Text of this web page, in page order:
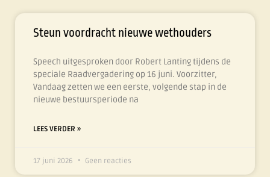
Steun voordracht nieuwe wethouders
Speech uitgesproken door Robert Lanting tijdens de
speciale Raadvergadering op 16 juni. Voorzitter,
Vandaag zetten we een eerste, volgende stap in de
nieuwe bestuursperiode na
LEES VERDER »
17 juni 2026 Geen reacties